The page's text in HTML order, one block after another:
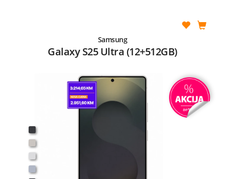
Samsung
Galaxy S25 Ultra (12+512GB)